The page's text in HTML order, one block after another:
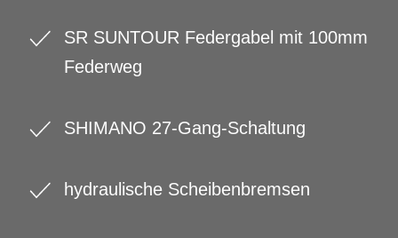
SR SUNTOUR Federgabel mit 100mm
Federweg
SHIMANO 27-Gang-Schaltung
hydraulische Scheibenbremsen